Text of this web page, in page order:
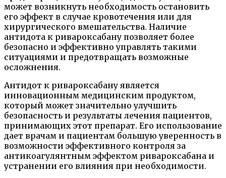
может возникнуть необходимость остановить
его эффект в случае кровотечения или для
хирургического вмешательства. Наличие
антидота к ривароксабану позволяет более
безопасно и эффективно управлять такими
ситуациями и предотвращать возможные
осложнения.
Антидот к ривароксабану является
инновационным медицинским продуктом,
который может значительно улучшить
безопасность и результаты лечения пациентов,
принимающих этот препарат. Его использование
дает врачам и пациентам большую уверенность в
возможности эффективного контроля за
антикоагулянтным эффектом ривароксабана и
устранении его влияния при необходимости.